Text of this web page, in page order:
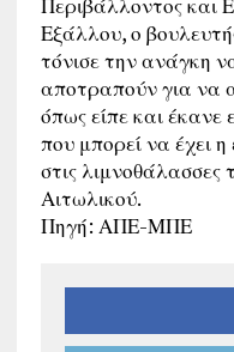
Εξάλλου, ο
τόνισε την ανάγκη
αποτραπούν για να
όπως είπε και έκανε
που μπορεί να έχει
στις λιμνοθάλασσες
Αιτωλικού.
Πηγή: ΑΠΕ-ΜΠΕ